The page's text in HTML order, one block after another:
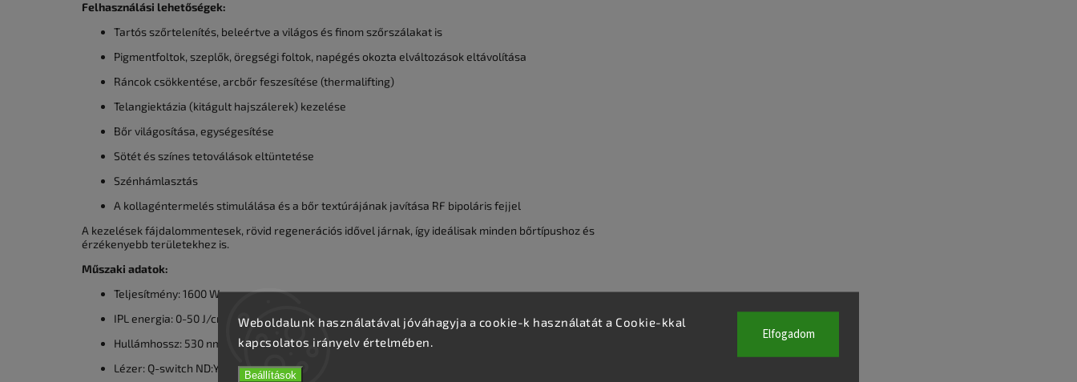
Weboldalunk használatával jóváhagyja a cookie-k használatát a Cookie-kkal
kapcsolatos irányelv értelmében.
Beállítások
Elfogadom
Felhasználási lehetőségek:
Tartós szőrtelenítés, beleértve a világos és finom szőrszálakat is
Pigmentfoltok, szeplők, öregségi foltok, napégés okozta elváltozások eltávolítása
Ráncok csökkentése, arcbőr feszesítése (thermalifting)
Telangiektázia (kitágult hajszálerek) kezelése
Bőr világosítása, egységesítése
Sötét és színes tetoválások eltüntetése
Szénhámlasztás
A kollagéntermelés stimulálása és a bőr textúrájának javítása RF bipoláris fejjel
A kezelések fájdalommentesek, rövid regenerációs idővel járnak, így ideálisak minden bőrtípushoz és
érzékenyebb területekhez is.
Műszaki adatok:
Teljesítmény: 1600 W
IPL energia: 0-50 J/cm²
Hullámhossz: 530 nm, 590 nm, 640 nm
Lézer: Q-switch ND:YAG (1064 nm / 532 nm)